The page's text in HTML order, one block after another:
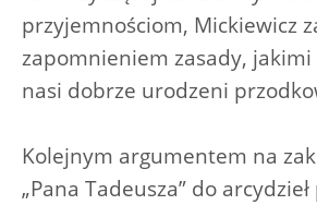
przyjemnościom, Mickiewicz
zapomnieniem zasady,
nasi dobrze urodzeni
Kolejnym argumentem na
„Pana Tadeusza” do